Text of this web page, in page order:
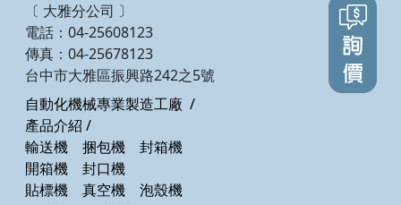
〔 大雅分公司 〕
電話：04-25608123
傳真：04-25678123
台中市大雅區振興路242之5號
自動化機械專業製造工廠 /
產品介紹 /
輸送機
捆包機
封箱機
開箱機
封口機
貼標機
真空機
泡殼機